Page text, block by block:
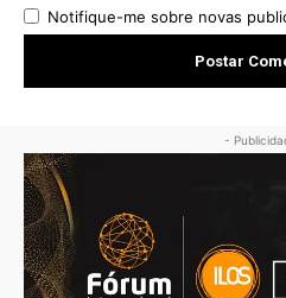
Notifique-me sobre novas
-